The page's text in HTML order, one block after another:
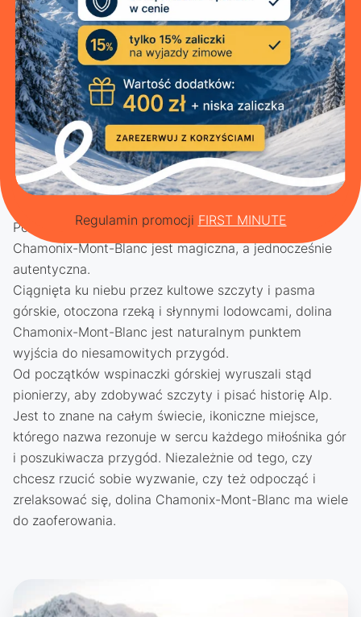
Chamonix-Mont-Blancto kultowe miejsce, które
przyciąga turystów z całego świata, aby zwiedzać
zabytki lub uprawiać sport. Będąc tutaj, nie mogą
powstrzymać się od chłonięcia niezwykłej historii
związanej ze zdobyciem Mont Blanc i jego szczytów
Podobnie jak jej oszałamiająca przyroda, Dolina
Chamonix-Mont-Blanc jest magiczna, a jednocześnie
autentyczna.
Ciągnięta ku niebu przez kultowe szczyty i pasma
górskie, otoczona rzeką i słynnymi lodowcami, dolina
Chamonix-Mont-Blanc jest naturalnym punktem
wyjścia do niesamowitych przygód.
Od początków wspinaczki górskiej wyruszali stąd
pionierzy, aby zdobywać szczyty i pisać historię Alp.
Jest to znane na całym świecie, ikoniczne miejsce,
którego nazwa rezonuje w sercu każdego miłośnika gór
i poszukiwacza przygód. Niezależnie od tego, czy
chcesz rzucić sobie wyzwanie, czy też odpocząć i
zrelaksować się, dolina Chamonix-Mont-Blanc ma wiele
do zaoferowania.
Regulamin promocji FIRST MINUTE